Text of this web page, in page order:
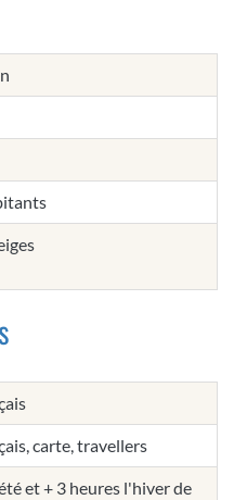
carte, travellers
et + 3 heures l'hiver de